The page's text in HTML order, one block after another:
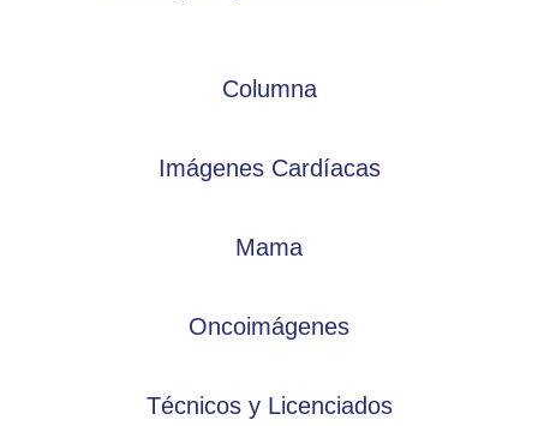
Columna
Imágenes Cardíacas
Mama
Oncoimágenes
Técnicos y Licenciados